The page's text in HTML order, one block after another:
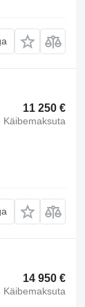
11 250 €
Käibemaksuta
14 950 €
Käibemaksuta